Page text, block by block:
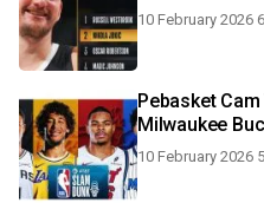
10 February 2026
Pebasket
Milwaukee
10 February 2026